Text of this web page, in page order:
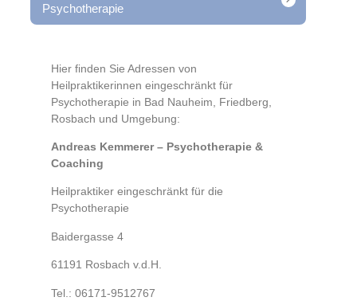
Psychotherapie
Hier finden Sie Adressen von
Heilpraktikerinnen eingeschränkt für
Psychotherapie in Bad Nauheim, Friedberg,
Rosbach und Umgebung:
Andreas Kemmerer – Psychotherapie &
Coaching
Heilpraktiker eingeschränkt für die
Psychotherapie
Baidergasse 4
61191 Rosbach v.d.H.
Tel.: 06171-9512767